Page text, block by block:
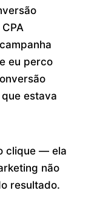
eu perco
estava
clique — ela
não
resultado.